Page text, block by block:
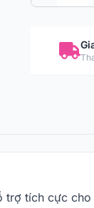
tích cực